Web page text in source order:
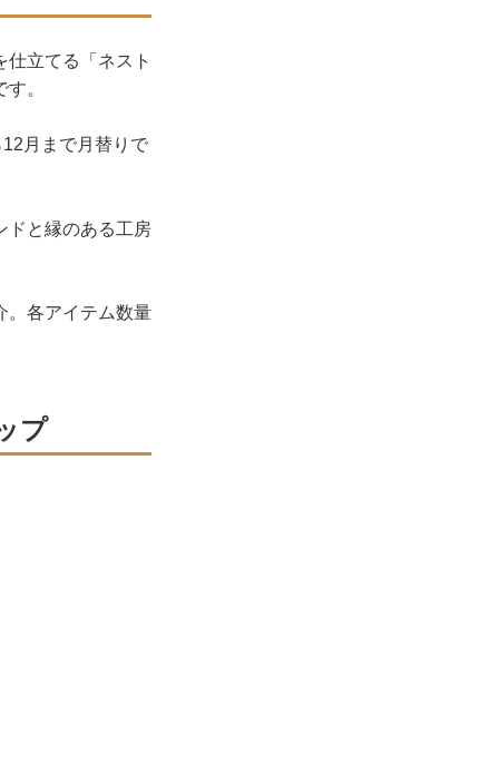
立てる「ネスト
。
月まで月替りで
ドと縁のある工房
。各アイテム数量
プ